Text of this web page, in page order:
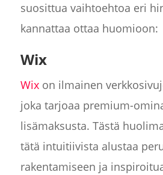
suosittua vaihtoehtoa eri
kannattaa ottaa huomioon:
Wix
Wixon ilmainen
joka tarjoaa premium-
lisämaksusta. Tästä
tätä intuitiivista alustaa
rakentamiseen ja